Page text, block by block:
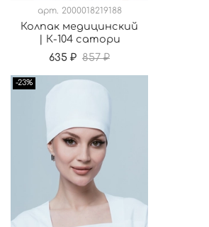
арт. 2000018219188
Колпак медицинский
| К-104 сатори
635 ₽ 857 ₽
-23%